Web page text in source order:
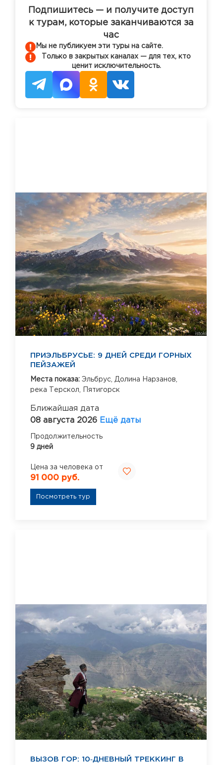
Подпишитесь — и получите доступ
к турам, которые заканчиваются за
час
Мы не публикуем эти туры на сайте.
Только в закрытых каналах — для тех, кто
ценит исключительность.
ПРИЭЛЬБРУСЬЕ: 9 ДНЕЙ СРЕДИ ГОРНЫХ
ПЕЙЗАЖЕЙ
Места показа: Эльбрус, Долина Нарзанов,
река Терскол,
Пятигорск
Ближайшая дата
08 августа 2026 Ещё даты
Продолжительность
9 дней
Цена за человека от
91 000 руб.
Посмотреть тур
ВЫЗОВ ГОР: 10‑ДНЕВНЫЙ ТРЕККИНГ В